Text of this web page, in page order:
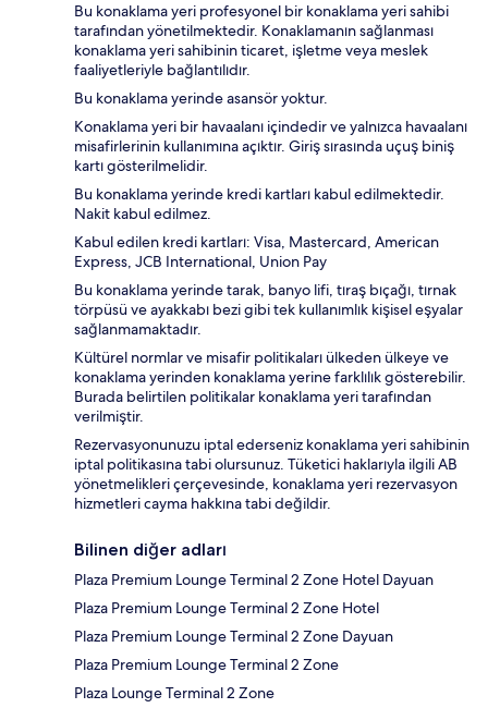
Bu konaklama yeri profesyonel bir konaklama yeri sahibi
tarafından yönetilmektedir. Konaklamanın sağlanması
konaklama yeri sahibinin ticaret, işletme veya meslek
faaliyetleriyle bağlantılıdır.
Bu konaklama yerinde asansör yoktur.
Konaklama yeri bir havaalanı içindedir ve yalnızca havaalanı
misafirlerinin kullanımına açıktır. Giriş sırasında uçuş biniş
kartı gösterilmelidir.
Bu konaklama yerinde kredi kartları kabul edilmektedir.
Nakit kabul edilmez.
Kabul edilen kredi kartları: Visa, Mastercard, American
Express, JCB International, Union Pay
Bu konaklama yerinde tarak, banyo lifi, tıraş bıçağı, tırnak
törpüsü ve ayakkabı bezi gibi tek kullanımlık kişisel eşyalar
sağlanmamaktadır.
Kültürel normlar ve misafir politikaları ülkeden ülkeye ve
konaklama yerinden konaklama yerine farklılık gösterebilir.
Burada belirtilen politikalar konaklama yeri tarafından
verilmiştir.
Rezervasyonunuzu iptal ederseniz konaklama yeri sahibinin
iptal politikasına tabi olursunuz. Tüketici haklarıyla ilgili AB
yönetmelikleri çerçevesinde, konaklama yeri rezervasyon
hizmetleri cayma hakkına tabi değildir.
Bilinen diğer adları
Plaza Premium Lounge Terminal 2 Zone Hotel Dayuan
Plaza Premium Lounge Terminal 2 Zone Hotel
Plaza Premium Lounge Terminal 2 Zone Dayuan
Plaza Premium Lounge Terminal 2 Zone
Plaza Lounge Terminal 2 Zone